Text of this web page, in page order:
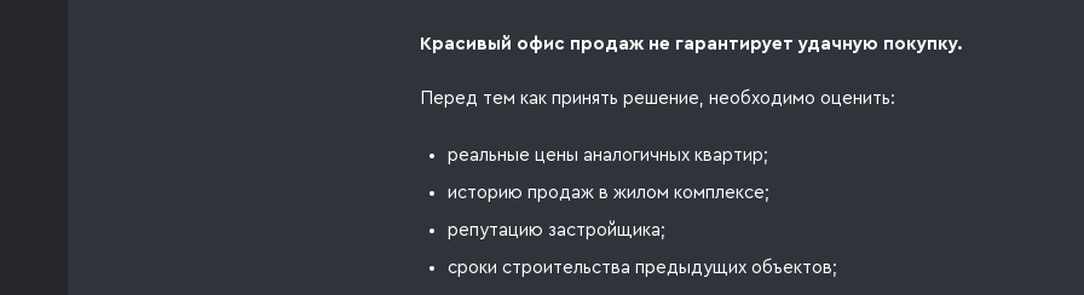
Красивый офис продаж не гарантирует удачную покупку.
Перед тем как принять решение, необходимо оценить:
реальные цены аналогичных квартир;
историю продаж в жилом комплексе;
репутацию застройщика;
сроки строительства предыдущих объектов;